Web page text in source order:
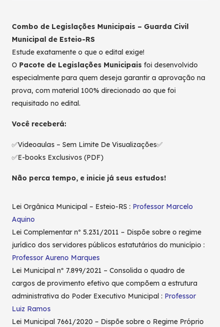
Combo de Legislações Municipais – Guarda Civil
Municipal de Esteio-RS
Estude exatamente o que o edital exige!
O Pacote de Legislações Municipais foi desenvolvido
especialmente para quem deseja garantir a aprovação na
prova, com material 100% direcionado ao que foi
requisitado no edital.
Você receberá:
✅Videoaulas – Sem Limite De Visualizações✅
✅E-books Exclusivos (PDF)
Não perca tempo, e inicie já seus estudos!
Lei Orgânica Municipal – Esteio-RS : Professor Marcelo
Aquino
Lei Complementar nº 5.231/2011 – Dispõe sobre o regime
jurídico dos servidores públicos estatutários do município :
Professor Aureno Marques
Lei Municipal nº 7.899/2021 – Consolida o quadro de
cargos de provimento efetivo que compõem a estrutura
administrativa do Poder Executivo Municipal : Professor
Luiz Ramos
Lei Municipal 7661/2020 – Dispõe sobre o Regime Próprio